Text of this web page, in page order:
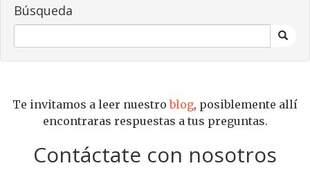
Búsqueda
Te invitamos a leer nuestroblog, posiblemente allí
encontraras respuestas a tus preguntas.
Contáctate con nosotros